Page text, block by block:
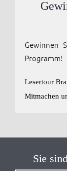
Gewinnen
Programm!
Lesertour
Mitmachen
Sie